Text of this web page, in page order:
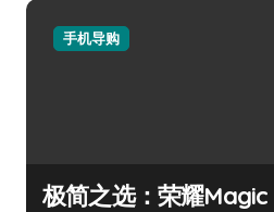
手机导购
极简之选：荣耀